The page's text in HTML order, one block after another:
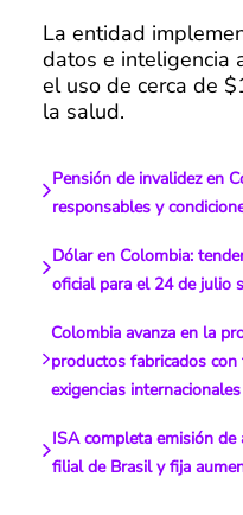
La entidad
datos e inteligencia
el uso de cerca de
la salud.
Pensión de invalidez en
responsables y
Dólar en Colombia:
oficial para el 24 de julio
Colombia avanza en la
productos fabricados
exigencias internacionales
ISA completa emisión de
filial de Brasil y fija